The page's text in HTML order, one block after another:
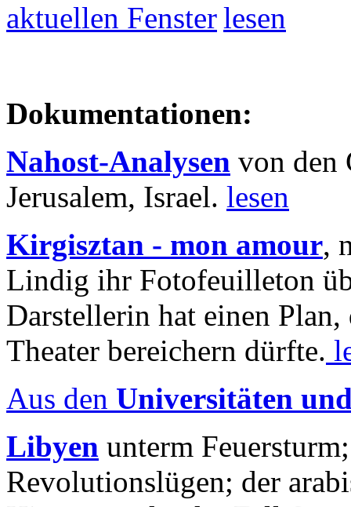
lesen
Dokumentationen:
Nahost-Analysen von den
Jerusalem, Israel. lesen
Kirgisztan - mon amour,
Lindig ihr Fotofeuilleton
Darstellerin hat einen Plan,
Theater bereichern dürfte.
Aus den Universitäten
Libyen unterm
Revolutionslügen; der